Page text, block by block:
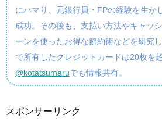
にハマり、元銀行員・FPの経験を生か
成功。その後も、支払い方法やキャッ
ーンを使ったお得な節約術などを研究
で所有したクレジットカードは20枚を
@kotatsumaruでも情報共有。
スポンサーリンク